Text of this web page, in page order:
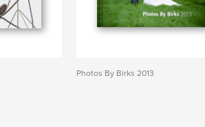
Photos By Birks 2013